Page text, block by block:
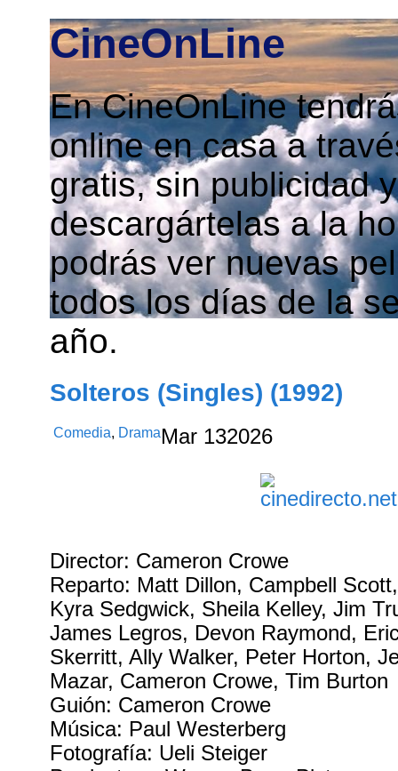
CineOnLine
En CineOnLine
online en casa a
gratis, sin publicidad
descargártelas a la
podrás ver nuevas
todos los días de la
año.
Solteros (Singles) (1992)
Comedia, DramaMar 132026
Director: Cameron Crowe
Reparto: Matt Dillon, Campbell
Kyra Sedgwick, Sheila Kelley, Jim
James Legros, Devon Raymond,
Skerritt, Ally Walker, Peter Horton,
Mazar, Cameron Crowe, Tim Burton
Guión: Cameron Crowe
Música: Paul Westerberg
Fotografía: Ueli Steiger